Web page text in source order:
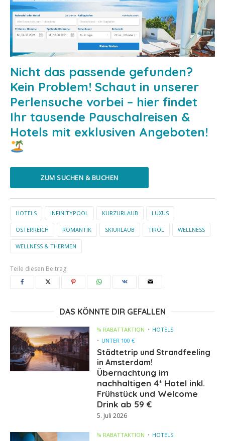
Nicht das passende gefunden?
Kein Problem! Schaut in unserer
Perlensuche vorbei – hier findet
Ihr tausende Pauschalreisen &
Hotels mit exklusiven Angeboten!
ZUM SUCHEN & BUCHEN
HOTELS INFINITYPOOL KURZURLAUB LUXUS
ÖSTERREICH ROMANTIK SKIURLAUB TIROL WELLNESS
WELLNESS & THERMEN
Teile diesen Beitrag
DAS KÖNNTE DIR GEFALLEN
% RABATTAKTION
HOTELS
UNTER 100 €
Städtetrip und Strandfeeling
in Amsterdam!
Übernachtung im
nachhaltigen 4* Hotel inkl.
Frühstück und Welcome
Drink ab 59 €
5. Juli 2026
% RABATTAKTION
HOTELS